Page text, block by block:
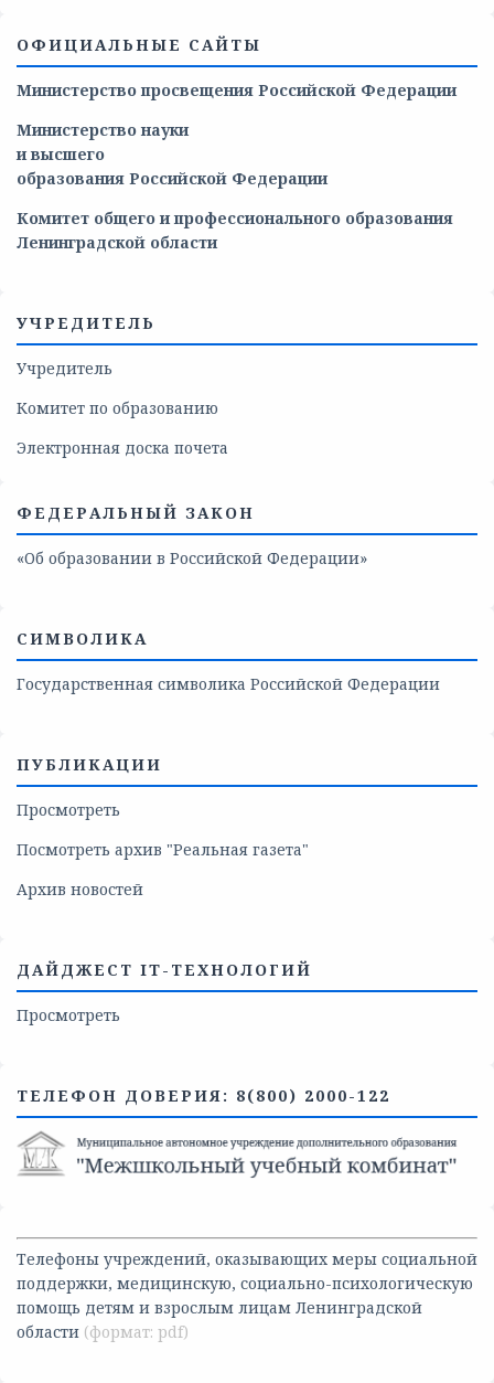
ОФИЦИАЛЬНЫЕ САЙТЫ
Министерство просвещения Российской Федерации
Министерство науки
и высшего
образования Российской Федерации
Комитет общего и профессионального образования
Ленинградской области
УЧРЕДИТЕЛЬ
Учредитель
Комитет по образованию
Электронная доска почета
ФЕДЕРАЛЬНЫЙ ЗАКОН
«Об образовании в Российской Федерации»
СИМВОЛИКА
Государственная символика Российской Федерации
ПУБЛИКАЦИИ
Просмотреть
Посмотреть архив "Реальная газета"
Архив новостей
ДАЙДЖЕСТ IT-ТЕХНОЛОГИЙ
Просмотреть
ТЕЛЕФОН ДОВЕРИЯ: 8(800) 2000-122
Телефоны учреждений, оказывающих меры социальной
поддержки, медицинскую, социально-психологическую
помощь детям и взрослым лицам Ленинградской
области